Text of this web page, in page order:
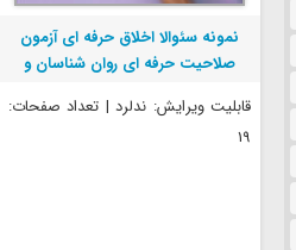
نمونه سئوالا اخلاق حرفه ای آزمون
صلاحیت حرفه ای روان شناسان و
قابلیت ویرایش: ندلرد | تعداد صفحات:
19